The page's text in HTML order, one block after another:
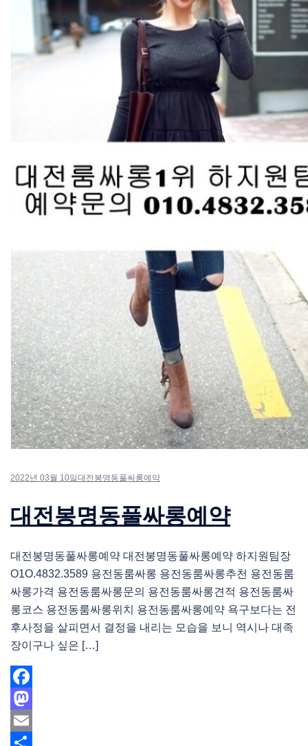
2022년 03월 10일대전봉명동풀싸롱예약
대전봉명동풀싸롱예약
대전봉명동풀싸롱예약 대전봉명동풀싸롱예약 하지원팀장
O1O.4832.3589 용전동룸싸롱 용전동룸싸롱추천 용전동룸
싸롱가격 용전동룸싸롱문의 용전동룸싸롱견적 용전동룸싸
롱코스 용전동룸싸롱위치 용전동룸싸롱예약 욕구보다는 전
후사정을 살피면서 결정을 내리는 모습을 보니 역시나 대족
장이구나 싶은 […]
Facebook
Mastodon
Email